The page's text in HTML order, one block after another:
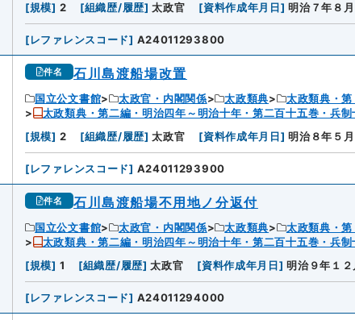
[規模] 2 [組織歴/履歴] 太政官 [資料作成年月日] 明治７年８
[レファレンスコード] A24011293800
件名 石川島渡船場改置
国立公文書館 太政官・内閣関係 太政類典
太政類典・
太政類典・第二編・明治四年～明治十年・第二百十五巻・兵
[規模] 2 [組織歴/履歴] 太政官 [資料作成年月日] 明治８年５
[レファレンスコード] A24011293900
件名 石川島渡船場不用地ノ分返付
国立公文書館 太政官・内閣関係 太政類典
太政類典・
太政類典・第二編・明治四年～明治十年・第二百十五巻・兵
[規模] 1 [組織歴/履歴] 太政官 [資料作成年月日] 明治９年１
[レファレンスコード] A24011294000